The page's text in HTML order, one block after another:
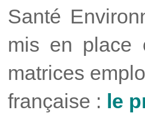
Santé
mis en place
matrices
française : le